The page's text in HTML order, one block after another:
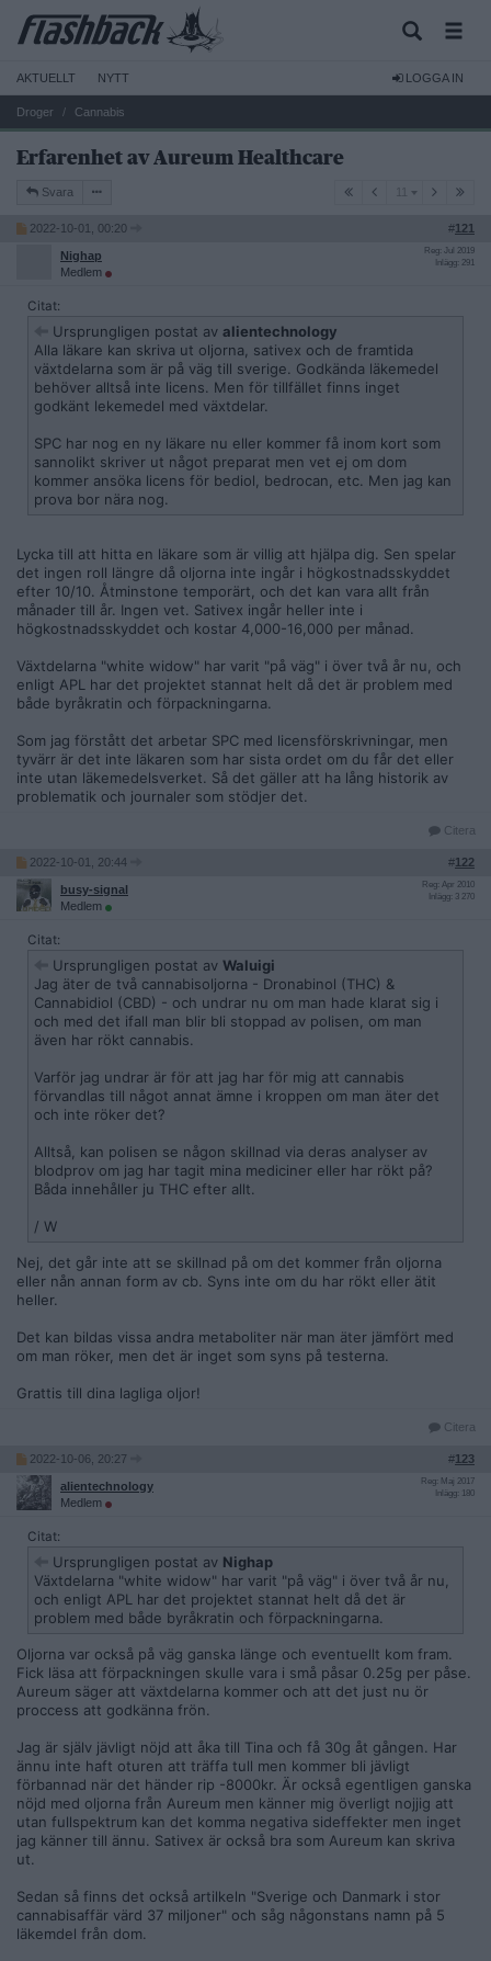
AKTUELLT NYTT LOGGA IN
Droger Cannabis
Erfarenhet av Aureum Healthcare
Svara
2022-10-01, 00:20 #121
Nighap
Medlem
Reg: Jul 2019
Inlägg: 291
Citat:
Ursprungligen postat av alientechnology
Alla läkare kan skriva ut oljorna, sativex och de framtida
växtdelarna som är på väg till sverige. Godkända läkemedel
behöver alltså inte licens. Men för tillfället finns inget
godkänt lekemedel med växtdelar.
SPC har nog en ny läkare nu eller kommer få inom kort som
sannolikt skriver ut något preparat men vet ej om dom
kommer ansöka licens för bediol, bedrocan, etc. Men jag kan
prova bor nära nog.
Lycka till att hitta en läkare som är villig att hjälpa dig. Sen spelar
det ingen roll längre då oljorna inte ingår i högkostnadsskyddet
efter 10/10. Åtminstone temporärt, och det kan vara allt från
månader till år. Ingen vet. Sativex ingår heller inte i
högkostnadsskyddet och kostar 4,000-16,000 per månad.
Växtdelarna "white widow" har varit "på väg" i över två år nu, och
enligt APL har det projektet stannat helt då det är problem med
både byråkratin och förpackningarna.
Som jag förstått det arbetar SPC med licensförskrivningar, men
tyvärr är det inte läkaren som har sista ordet om du får det eller
inte utan läkemedelsverket. Så det gäller att ha lång historik av
problematik och journaler som stödjer det.
Citera
2022-10-01, 20:44 #122
busy-signal
Medlem
Reg: Apr 2010
Inlägg: 3 270
Citat:
Ursprungligen postat av Waluigi
Jag äter de två cannabisoljorna - Dronabinol (THC) &
Cannabidiol (CBD) - och undrar nu om man hade klarat sig i
och med det ifall man blir bli stoppad av polisen, om man
även har rökt cannabis.
Varför jag undrar är för att jag har för mig att cannabis
förvandlas till något annat ämne i kroppen om man äter det
och inte röker det?
Alltså, kan polisen se någon skillnad via deras analyser av
blodprov om jag har tagit mina mediciner eller har rökt på?
Båda innehåller ju THC efter allt.
/ W
Nej, det går inte att se skillnad på om det kommer från oljorna
eller nån annan form av cb. Syns inte om du har rökt eller ätit
heller.
Det kan bildas vissa andra metaboliter när man äter jämfört med
om man röker, men det är inget som syns på testerna.
Grattis till dina lagliga oljor!
Citera
2022-10-06, 20:27 #123
alientechnology
Medlem
Reg: Maj 2017
Inlägg: 180
Citat:
Ursprungligen postat av Nighap
Växtdelarna "white widow" har varit "på väg" i över två år nu,
och enligt APL har det projektet stannat helt då det är
problem med både byråkratin och förpackningarna.
Oljorna var också på väg ganska länge och eventuellt kom fram.
Fick läsa att förpackningen skulle vara i små påsar 0.25g per påse.
Aureum säger att växtdelarna kommer och att det just nu ör
proccess att godkänna frön.
Jag är själv jävligt nöjd att åka till Tina och få 30g åt gången. Har
ännu inte haft oturen att träffa tull men kommer bli jävligt
förbannad när det händer rip -8000kr. Är också egentligen ganska
nöjd med oljorna från Aureum men känner mig överligt nojjig att
utan fullspektrum kan det komma negativa sideffekter men inget
jag känner till ännu. Sativex är också bra som Aureum kan skriva
ut.
Sedan så finns det också artilkeln "Sverige och Danmark i stor
cannabisaffär värd 37 miljoner" och såg någonstans namn på 5
läkemdel från dom.